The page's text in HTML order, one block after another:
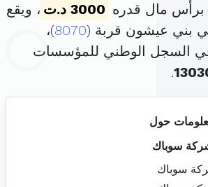
3000 د.ت
، ويقع
بني عيشون قربة (8070)،
السجل الوطني للمؤسسات
.
حول
سوباك
سوباك